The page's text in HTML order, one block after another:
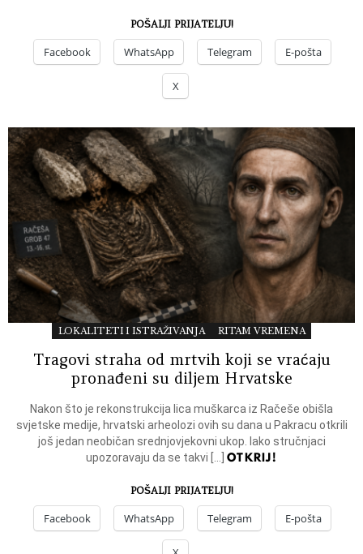
POŠALJI PRIJATELJU!
Facebook WhatsApp Telegram E-pošta
X
LOKALITETI I ISTRAŽIVANJA RITAM VREMENA
Tragovi straha od mrtvih koji se vraćaju
pronađeni su diljem Hrvatske
Nakon što je rekonstrukcija lica muškarca iz Račeše obišla
svjetske medije, hrvatski arheolozi ovih su dana u Pakracu otkrili
još jedan neobičan srednjovjekovni ukop. Iako stručnjaci
upozoravaju da se takvi […] OTKRIJ!
POŠALJI PRIJATELJU!
Facebook WhatsApp Telegram E-pošta